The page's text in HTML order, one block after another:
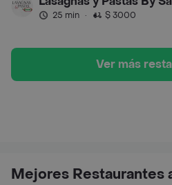
25 min · $ 3000
Ver más
Mejores Restaurantes